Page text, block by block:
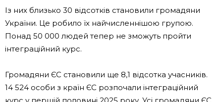
Із них близько 30 відсотків становили громадяни
України. Це робило їх найчисленнішою групою.
Понад 50 000 людей тепер не зможуть пройти
інтеграційний курс.
Громадяни ЄС становили ще 8,1 відсотка учасників.
14 524 особи з країн ЄС розпочали інтеграційний